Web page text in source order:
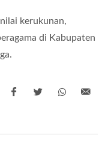
kerukunan,
di Kabupaten